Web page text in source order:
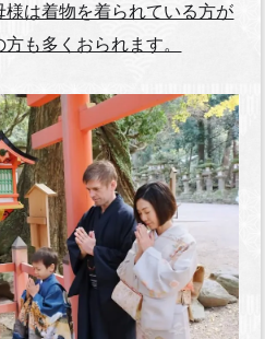
様は着物を着られている方が
も多くおられます。